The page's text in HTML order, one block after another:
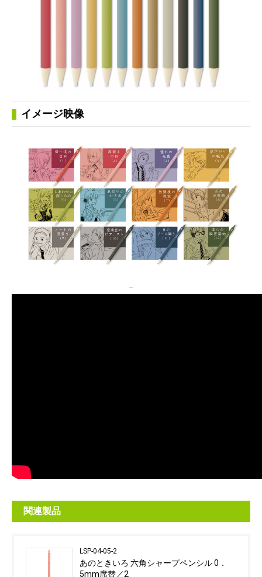
イメージ映像
--
関連製品
LSP-04-05-2
あのときいろ 六角シャープペンシル 0．
5mm席替／2